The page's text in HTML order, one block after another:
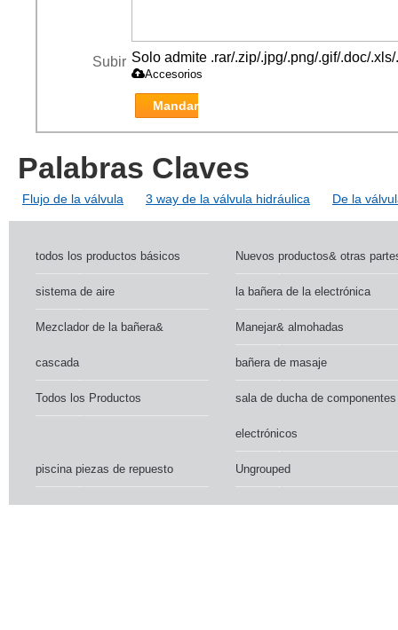
Subir Solo admite .rar/.zip/.jpg/.png/.gif/.doc/
Accesorios
Mandar
Palabras Claves
Flujo de la válvula 3 way de la válvula hidráulica De la
todos los productos básicos Nuevos productos& otras
sistema de aire la bañera de la electrónica
Mezclador de la bañera&
cascada
Manejar& almohadas
bañera de masaje
Todos los Productos sala de ducha de componentes
electrónicos
piscina piezas de repuesto Ungrouped